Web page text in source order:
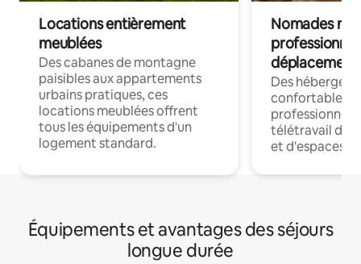
Locations entièrement
meublées
Des cabanes de montagne
paisibles aux appartements
urbains pratiques, ces
locations meublées offrent
tous les équipements d'un
logement standard.
Nomades
déplacement
Des
confortables
professionnels
télétravail
et d'espaces
Équipements et avantages des séjours
longue durée